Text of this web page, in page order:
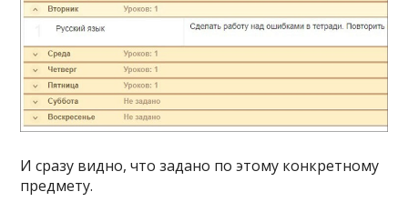
И сразу видно, что задано по этому конкретному
предмету.